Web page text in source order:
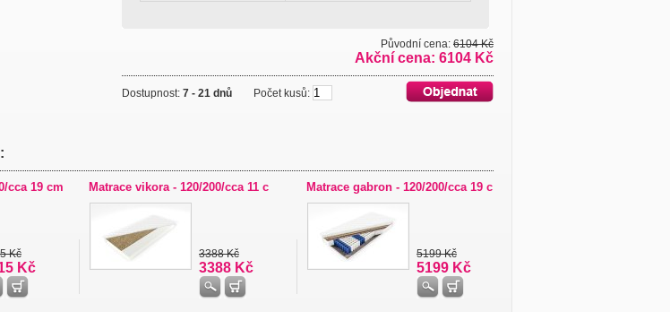
Původní cena: 6104 Kč
Akční cena: 6104 Kč
Dostupnost: 7 - 21 dnů Počet kusů:
cca 19 cm
Kč
Kč
Matrace vikora - 120/200/cca 11 c
3388 Kč
3388 Kč
Matrace gabron - 120/200/cca 19 c
5199 Kč
5199 Kč